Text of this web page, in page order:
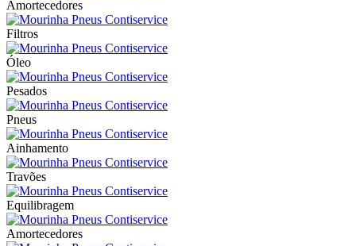
Amortecedores
Filtros
Óleo
Pesados
Pneus
Ainhamento
Travões
Equilibragem
Amortecedores